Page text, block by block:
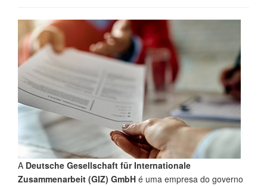
A Deutsche Gesellschaft für Internationale
Zusammenarbeit (GIZ) GmbH é uma empresa do governo